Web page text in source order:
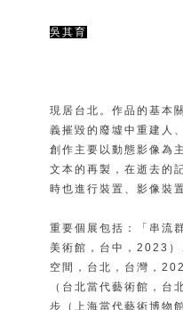
吳其育
現居台北。作品的基本
義摧毀的廢墟中重建人
創作主要以動態影像為
文本的再製，在逝去的
時也進行裝置、影像裝
重要個展包括：「串流
美術館，台中，2023）
空間，台北，台灣，
（台北當代藝術館，
步（上海當代藝術博物